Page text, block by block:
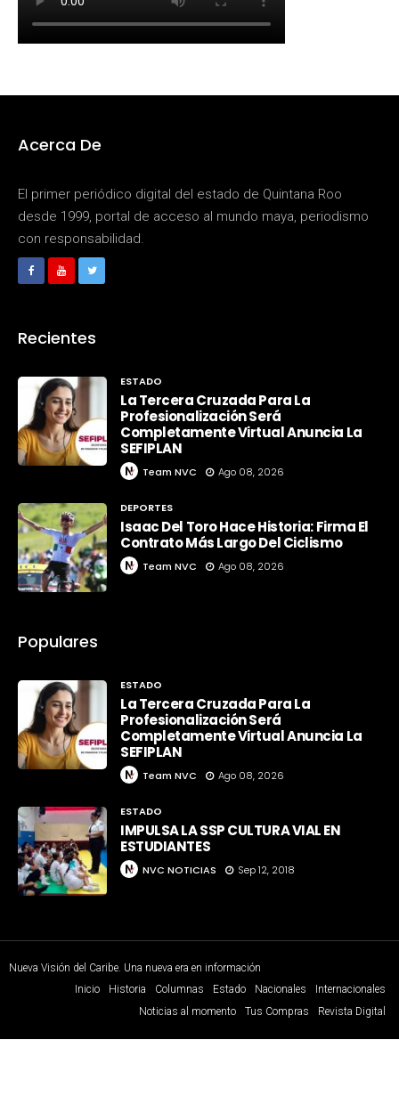
Acerca De
El primer periódico digital del estado de Quintana Roo
desde 1999, portal de acceso al mundo maya, periodismo
con responsabilidad.
Recientes
ESTADO
La Tercera Cruzada Para La
Profesionalización Será
Completamente Virtual Anuncia La
SEFIPLAN
Team NVC Ago 08, 2026
DEPORTES
Isaac Del Toro Hace Historia: Firma El
Contrato Más Largo Del Ciclismo
Team NVC Ago 08, 2026
Populares
ESTADO
La Tercera Cruzada Para La
Profesionalización Será
Completamente Virtual Anuncia La
SEFIPLAN
Team NVC Ago 08, 2026
ESTADO
IMPULSA LA SSP CULTURA VIAL EN
ESTUDIANTES
NVC NOTICIAS Sep 12, 2018
Nueva Visión del Caribe. Una nueva era en información
Inicio
Historia Columnas Estado Nacionales
Internacionales
Noticias al momento
Tus Compras Revista Digital